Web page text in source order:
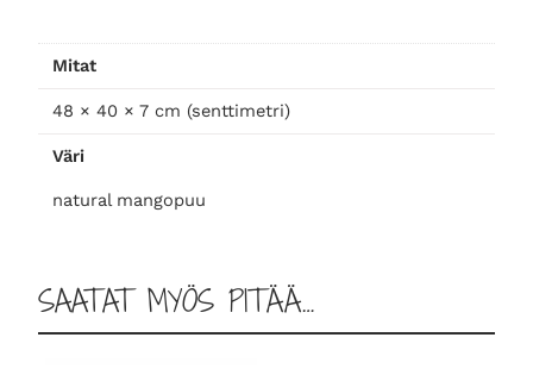
j
ä
r
Mitat
48 × 40 × 7 cm (senttimetri)
Väri
natural mangopuu
SAATAT MYÖS PITÄÄ…